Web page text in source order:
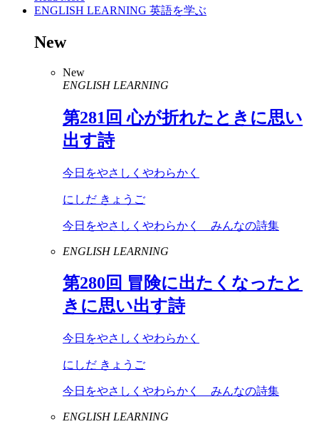
ENGLISH LEARNING 英語を学ぶ
New
New
ENGLISH LEARNING
第281 回 心が折れたときに思い
出す詩
今日をやさしくやわらかく
にしだ きょうご
今日をやさしくやわらかく みんなの詩集
ENGLISH LEARNING
第280回 冒険に出たくなったと
きに思い出す詩
今日をやさしくやわらかく
にしだ きょうご
今日をやさしくやわらかく みんなの詩集
ENGLISH LEARNING